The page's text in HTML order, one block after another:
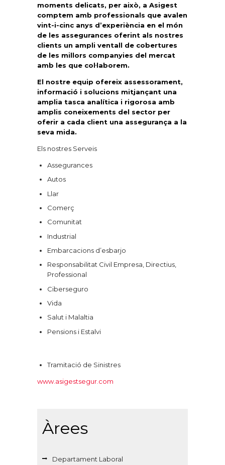
moments delicats, per això, a Asigest
comptem amb professionals que avalen
vint-i-cinc anys d’experiència en el món
de les assegurances oferint als nostres
clients un ampli ventall de cobertures
de les millors companyies del mercat
amb les que col·laborem.
El nostre equip ofereix assessorament,
informació i solucions mitjançant una
amplia tasca analítica i rigorosa amb
amplis coneixements del sector per
oferir a cada client una assegurança a la
seva mida.
Els nostres Serveis
Assegurances
Autos
Llar
Comerç
Comunitat
Industrial
Embarcacions d’esbarjo
Responsabilitat Civil Empresa, Directius,
Professional
Ciberseguro
Vida
Salut i Malaltia
Pensions i Estalvi
Tramitació de Sinistres
www.asigestsegur.com
Àrees
Departament Laboral